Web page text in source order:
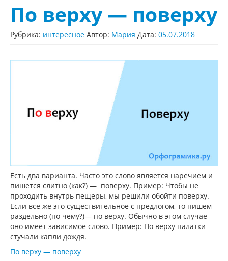
По верху — поверху
Рубрика: интересное Автор: Мария Дата: 05.07.2018
Есть два варианта. Часто это слово является наречием и
пишется слитно (как?) — поверху. Пример: Чтобы не
проходить внутрь пещеры, мы решили обойти поверху.
Если всё же это существительное с предлогом, то пишем
раздельно (по чему?)— по верху. Обычно в этом случае
оно имеет зависимое слово. Пример: По верху палатки
стучали капли дождя.
По верху — поверху